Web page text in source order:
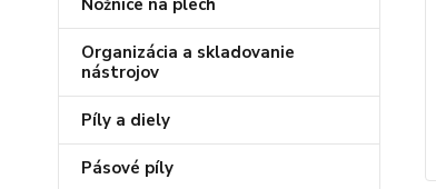
Nožnice na plech
Organizácia a skladovanie
nástrojov
Píly a diely
Pásové píly